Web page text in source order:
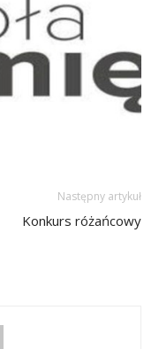
Następny artykuł
Konkurs różańcowy